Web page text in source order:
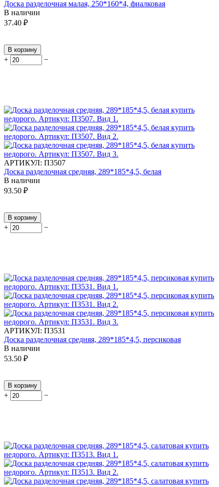
Доска разделочная малая, 250*160*4, фиалковая
В наличии
37.40 ₽
В корзину
+ −
АРТИКУЛ: П3507
Доска разделочная средняя, 289*185*4,5, белая
В наличии
93.50 ₽
В корзину
+ −
АРТИКУЛ: П3531
Доска разделочная средняя, 289*185*4,5, персиковая
В наличии
53.50 ₽
В корзину
+ −